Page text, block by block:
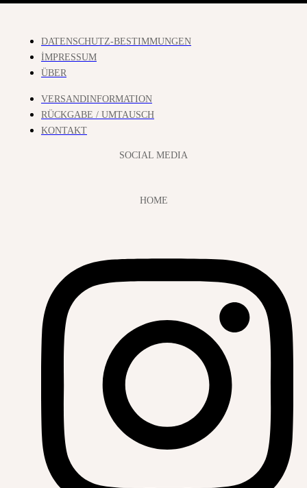
DATENSCHUTZ-BESTIMMUNGEN
İMPRESSUM
ÜBER
VERSANDINFORMATION
RÜCKGABE / UMTAUSCH
KONTAKT
SOCIAL MEDIA
HOME